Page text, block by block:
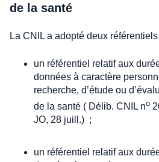
de la santé
La CNIL a adopté deux
un référentiel relatif aux
données à caractère
recherche, d’étude ou
de la santé ( Délib. CNIL no
JO, 28 juill.) ;
un référentiel relatif aux